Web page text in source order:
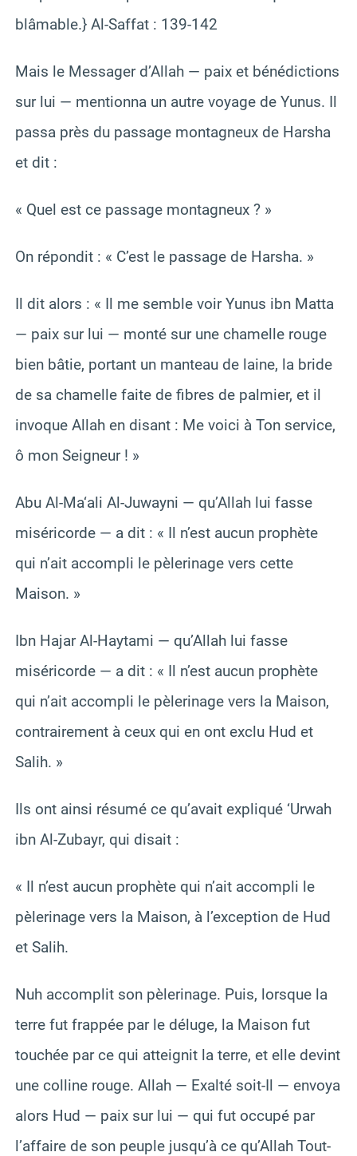
blâmable.} Al-Saffat : 139-142
Mais le Messager d’Allah — paix et bénédictions
sur lui — mentionna un autre voyage de Yunus. Il
passa près du passage montagneux de Harsha
et dit :
« Quel est ce passage montagneux ? »
On répondit : « C’est le passage de Harsha. »
Il dit alors : « Il me semble voir Yunus ibn Matta
— paix sur lui — monté sur une chamelle rouge
bien bâtie, portant un manteau de laine, la bride
de sa chamelle faite de fibres de palmier, et il
invoque Allah en disant : Me voici à Ton service,
ô mon Seigneur ! »
Abu Al-Ma‘ali Al-Juwayni — qu’Allah lui fasse
miséricorde — a dit : « Il n’est aucun prophète
qui n’ait accompli le pèlerinage vers cette
Maison. »
Ibn Hajar Al-Haytami — qu’Allah lui fasse
miséricorde — a dit : « Il n’est aucun prophète
qui n’ait accompli le pèlerinage vers la Maison,
contrairement à ceux qui en ont exclu Hud et
Salih. »
Ils ont ainsi résumé ce qu’avait expliqué ‘Urwah
ibn Al-Zubayr, qui disait :
« Il n’est aucun prophète qui n’ait accompli le
pèlerinage vers la Maison, à l’exception de Hud
et Salih.
Nuh accomplit son pèlerinage. Puis, lorsque la
terre fut frappée par le déluge, la Maison fut
touchée par ce qui atteignit la terre, et elle devint
une colline rouge. Allah — Exalté soit-Il — envoya
alors Hud — paix sur lui — qui fut occupé par
l’affaire de son peuple jusqu’à ce qu’Allah Tout-